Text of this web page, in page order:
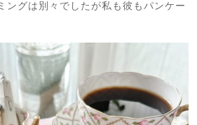
ングは別々でしたが私も彼もパンケー